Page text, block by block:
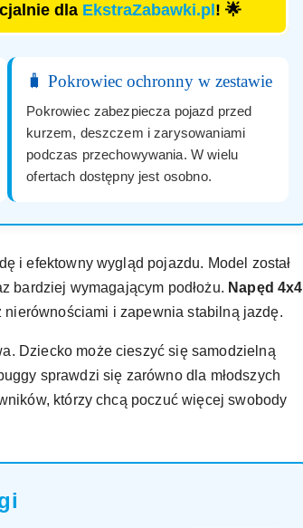
dla EkstraZabawki.pl ! 🌟
🧳 Pokrowiec ochronny w zestawie
Pokrowiec zabezpiecza pojazd przed
kurzem, deszczem i zarysowaniami
podczas przechowywania. W wielu
ofertach dostępny jest osobno.
i efektowny wygląd pojazdu. Model został
bardziej wymagającym podłożu. Napęd 4x4
i zapewnia stabilną jazdę.
Dziecko może cieszyć się samodzielną
sprawdzi się zarówno dla młodszych
którzy chcą poczuć więcej swobody